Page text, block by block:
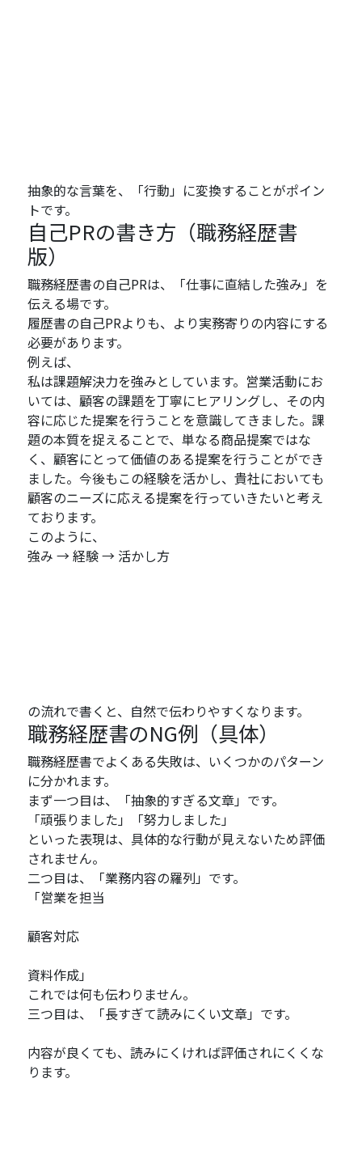
抽象的な言葉を、「行動」に変換することがポイン
トです。
自己PRの書き方（職務経歴書
版）
職務経歴書の自己PRは、「仕事に直結した強み」を
伝える場です。
履歴書の自己PRよりも、より実務寄りの内容にする
必要があります。
例えば、
私は課題解決力を強みとしています。営業活動にお
いては、顧客の課題を丁寧にヒアリングし、その内
容に応じた提案を行うことを意識してきました。課
題の本質を捉えることで、単なる商品提案ではな
く、顧客にとって価値のある提案を行うことができ
ました。今後もこの経験を活かし、貴社においても
顧客のニーズに応える提案を行っていきたいと考え
ております。
このように、
強み → 経験 → 活かし方
の流れで書くと、自然で伝わりやすくなります。
職務経歴書のNG例（具体）
職務経歴書でよくある失敗は、いくつかのパターン
に分かれます。
まず一つ目は、「抽象的すぎる文章」です。
「頑張りました」「努力しました」
といった表現は、具体的な行動が見えないため評価
されません。
二つ目は、「業務内容の羅列」です。
「営業を担当
顧客対応
資料作成」
これでは何も伝わりません。
三つ目は、「長すぎて読みにくい文章」です。
内容が良くても、読みにくければ評価されにくくな
ります。